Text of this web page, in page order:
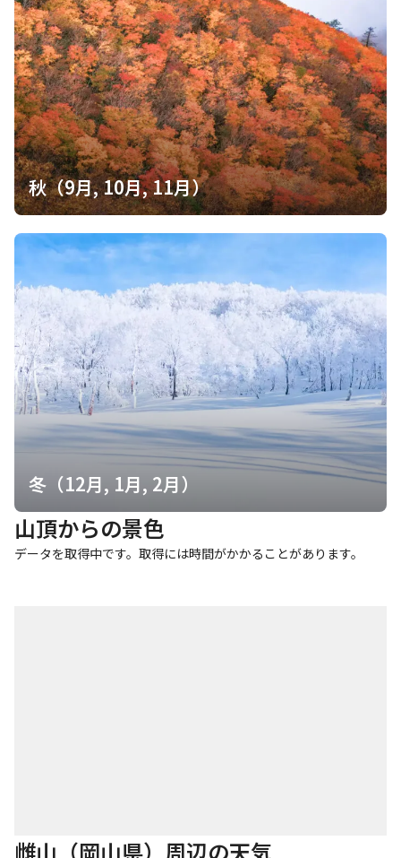
秋（9月, 10月, 11月）
冬（12月, 1月, 2月）
山頂からの景色
データを取得中です。取得には時間がかかることがあります。
雌山（岡山県）周辺の天気